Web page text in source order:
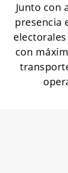
Junto con
presencia
con